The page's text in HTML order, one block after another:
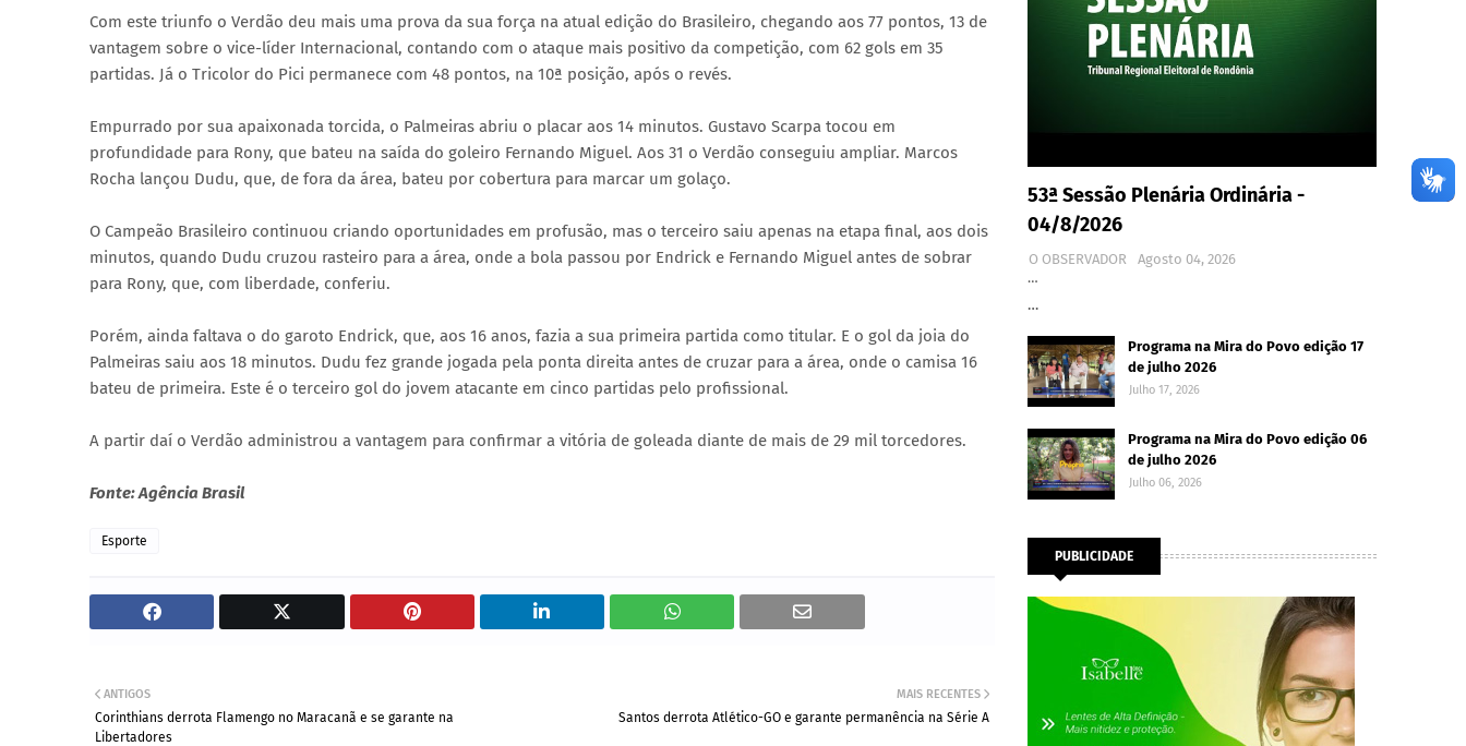
Com este triunfo o Verdão deu mais uma prova da sua força na atual edição do Brasileiro, chegando aos 77 pontos, 13 de
vantagem sobre o vice-líder Internacional, contando com o ataque mais positivo da competição, com 62 gols em 35
partidas. Já o Tricolor do Pici permanece com 48 pontos, na 10ª posição, após o revés.
Empurrado por sua apaixonada torcida, o Palmeiras abriu o placar aos 14 minutos. Gustavo Scarpa tocou em
profundidade para Rony, que bateu na saída do goleiro Fernando Miguel. Aos 31 o Verdão conseguiu ampliar. Marcos
Rocha lançou Dudu, que, de fora da área, bateu por cobertura para marcar um golaço.
O Campeão Brasileiro continuou criando oportunidades em profusão, mas o terceiro saiu apenas na etapa final, aos dois
minutos, quando Dudu cruzou rasteiro para a área, onde a bola passou por Endrick e Fernando Miguel antes de sobrar
para Rony, que, com liberdade, conferiu.
Porém, ainda faltava o do garoto Endrick, que, aos 16 anos, fazia a sua primeira partida como titular. E o gol da joia do
Palmeiras saiu aos 18 minutos. Dudu fez grande jogada pela ponta direita antes de cruzar para a área, onde o camisa 16
bateu de primeira. Este é o terceiro gol do jovem atacante em cinco partidas pelo profissional.
A partir daí o Verdão administrou a vantagem para confirmar a vitória de goleada diante de mais de 29 mil torcedores.
Fonte: Agência Brasil
Esporte
MAIS RECENTES
Santos derrota Atlético-GO e garante permanência na Série A
ANTIGOS
Corinthians derrota Flamengo no Maracanã e se garante na
Libertadores
53ª Sessão Plenária Ordinária -
04/8/2026
O OBSERVADOR
Agosto 04, 2026
…
…
Programa na Mira do Povo edição 17
de julho 2026
Julho 17, 2026
Programa na Mira do Povo edição 06
de julho 2026
Julho 06, 2026
PUBLICIDADE